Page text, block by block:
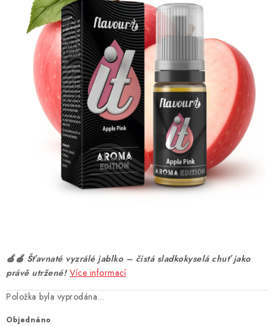
E-CIGARETY
NIKOTINOVÉ SÁČKY
DÁRKOVÉ VOUCHERY
ATOMIZÉRY A CARTRIDGE
BATERIE A NABÍJEČKY
NIKOTINOVÝ FILM
PŘÍSLUŠENSTVÍ
🍏🍎 Šťavnaté vyzrálé jablko – čistá sladkokyselá chuť jako
právě utržené! Více informací
Položka byla vyprodána…
Objednáno